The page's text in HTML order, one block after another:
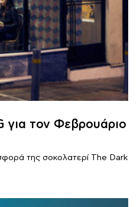
τον Φεβρουάριο
της σοκολατερί The Dark